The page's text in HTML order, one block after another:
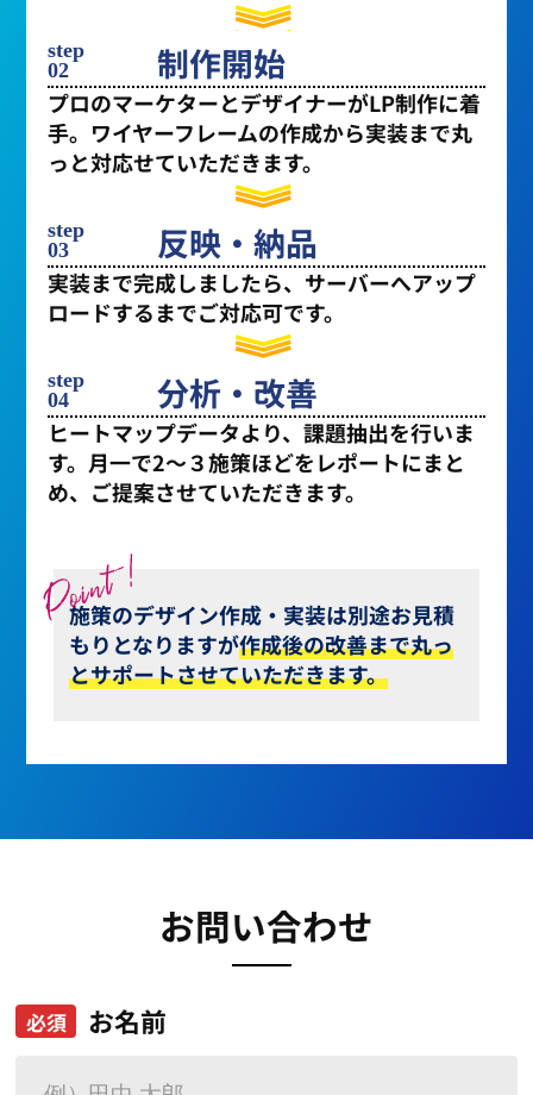
step
02
制作開始
プロのマーケターとデザイナーがLP制作に着
手。ワイヤーフレームの作成から実装まで丸
っと対応せていただきます。
step
03
反映・納品
実装まで完成しましたら、サーバーへアップ
ロードするまでご対応可です。
step
04
分析・改善
ヒートマップデータより、課題抽出を行いま
す。月一で2〜３施策ほどをレポートにまと
め、ご提案させていただきます。
施策のデザイン作成・実装は別途お見積
もりとなりますが作成後の改善まで丸っ
とサポートさせていただきます。
お問い合わせ
お名前
必須